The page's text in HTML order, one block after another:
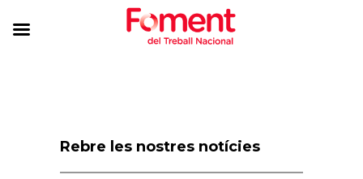
Rebre les nostres notícies